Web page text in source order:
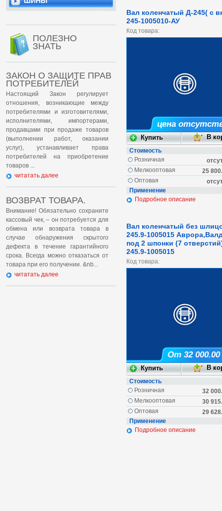
ПОЛЕЗНО
ЗНАТЬ
ЗАКОН О ЗАЩИТЕ ПРАВ
ПОТРЕБИТЕЛЕЙ
Настоящий Закон регулирует
отношения, возникающие между
потребителями и изготовителями,
исполнителями, импортерами,
продавцами при продаже товаров
(выполнении работ, оказании
услуг), устанавливает права
потребителей на приобретение
товаров ...
читатать далее
ВОЗВРАТ ТОВАРА.
Внимание! Обязательно сохраните
кассовый чек, – он потребуется для
обмена или возврата товара в
случае обнаружения скрытого
дефекта в течение гарантийного
срока. Всегда можно отказаться от
товара при его получении. &nb...
читатать далее
Вал коленчатый Д-245( с
245-1005010-АУ
Код товара:
цена
Стоимость
Розничная
25
Мелкооптовая
Оптовая
Применение
Подробное описание
Вал коленчатый без
245.9-1005015
под 2 шпонки (7
245.9-1005015
Код товара:
От 32 000.00
Стоимость
32
Розничная
30
Мелкооптовая
29
Оптовая
Применение
Подробное описание